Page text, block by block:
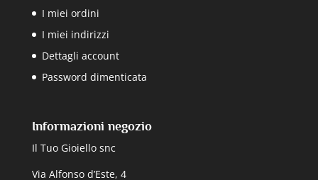
I miei ordini
I miei indirizzi
Dettagli account
Password dimenticata
Informazioni negozio
Il Tuo Gioiello snc
Via Alfonso d’Este, 4